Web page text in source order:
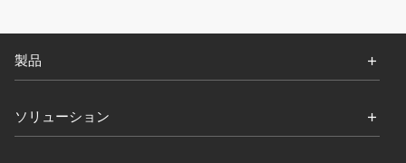
製品
ソリューション